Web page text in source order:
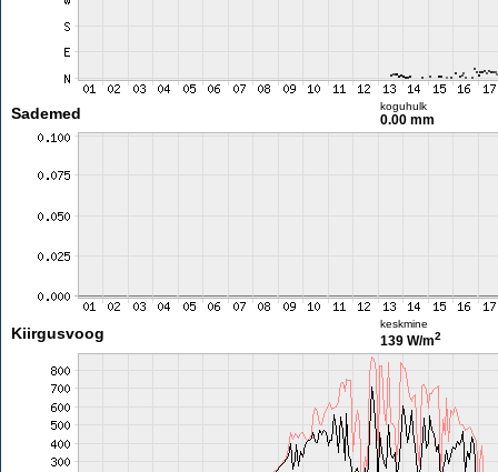
Sademed koguhulk
0.00 mm
Kiirgusvoog
keskmine
139 W/m2